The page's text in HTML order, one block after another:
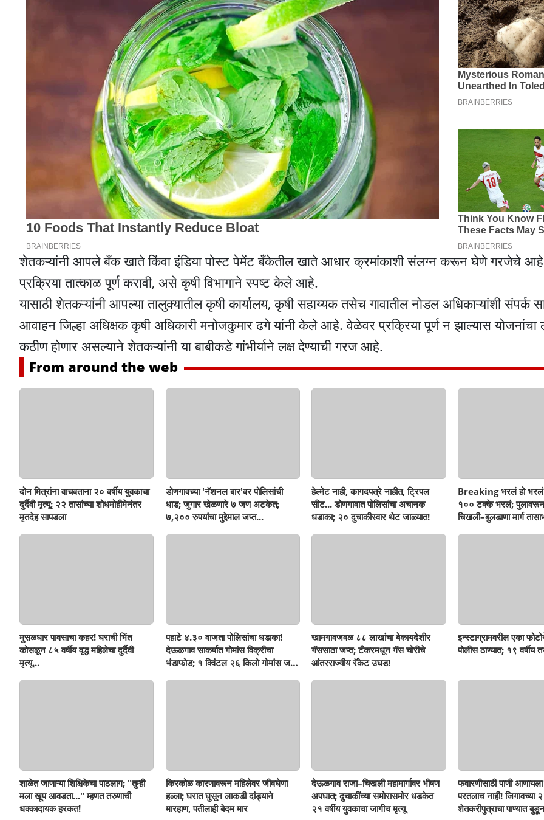
शेतकऱ्यांनी आपले बँक खाते किंवा इंडिया पोस्ट पेमेंट बँकेतील खाते आधार क्रमांकाशी संलग्न करून घेणे गरजेचे
प्रक्रिया तात्काळ पूर्ण करावी, असे कृषी विभागाने स्पष्ट केले आहे.
यासाठी शेतकऱ्यांनी आपल्या तालुक्यातील कृषी कार्यालय, कृषी सहाय्यक तसेच गावातील नोडल अधिकाऱ्यांशी संपर्क
आवाहन जिल्हा अधिक्षक कृषी अधिकारी मनोजकुमार ढगे यांनी केले आहे. वेळेवर प्रक्रिया पूर्ण न झाल्यास योजनांचा
कठीण होणार असल्याने शेतकऱ्यांनी या बाबीकडे गांभीर्याने लक्ष देण्याची गरज आहे.
From around the web
दोन मित्रांना वाचवताना २० वर्षीय युवकाचा
दुर्दैवी मृत्यू; २२ तासांच्या शोधमोहीमेनंतर
मृतदेह सापडला
डोणगावच्या 'नॅशनल बार'वर पोलिसांची
धाड; जुगार खेळणारे ७ जण अटकेत;
७,२०० रुपयांचा मुद्देमाल जप्त...
हेल्मेट नाही, कागदपत्रे नाहीत, ट्रिपल
सीट... डोणगावात पोलिसांचा अचानक
धडाका; २० दुचाकीस्वार थेट जाळ्यात!
Breaking भरलं हो
१०० टक्के भरलं; पुलावरून
चिखली–बुलडाणा मार्ग
मुसळधार पावसाचा कहर! घराची भिंत
कोसळून ८५ वर्षीय वृद्ध महिलेचा दुर्दैवी
मृत्यू...
पहाटे ४.३० वाजता पोलिसांचा धडाका!
देऊळगाव साकर्षात गोमांस विक्रीचा
भंडाफोड; १ क्विंटल २६ किलो गोमांस जप्त,
खामगावजवळ ८८ लाखांचा बेकायदेशीर
गॅससाठा जप्त; टँकरमधून गॅस चोरीचे
आंतरराज्यीय रॅकेट उघड!
इन्स्टाग्रामवरील एका
पोलीस ठाण्यात; १९
शाळेत जाणाऱ्या शिक्षिकेचा पाठलाग; "तुम्ही
मला खूप आवडता..." म्हणत तरुणाची
धक्कादायक हरकत!
किरकोळ कारणावरून महिलेवर जीवघेणा
हल्ला; घरात घुसून लाकडी दांड्याने
मारहाण, पतीलाही बेदम मार
देऊळगाव राजा–चिखली महामार्गावर भीषण
अपघात; दुचाकींच्या समोरासमोर धडकेत
२१ वर्षीय युवकाचा जागीच मृत्यू
फवारणीसाठी पाणी
परतलाच नाही! जिगावच्या
शेतकरीपुत्राचा पाण्यात